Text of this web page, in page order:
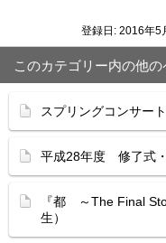
登録日: 2016年5
このカテゴリー内の他の
スプリングコンサー
平成28年度 修了式
『都 ～The Final
生）